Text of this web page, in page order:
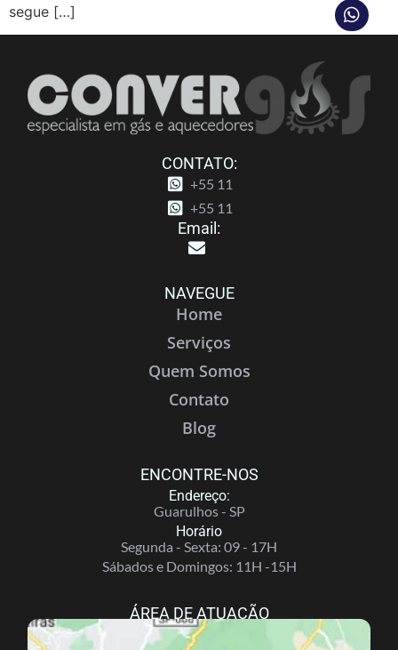
segue […]
CONTATO:
+55 11
+55 11
Email:
NAVEGUE
Home
Serviços
Quem Somos
Contato
Blog
ENCONTRE-NOS
Endereço:
Guarulhos - SP
Horário
Segunda - Sexta: 09 - 17H
Sábados e Domingos: 11H -15H
ÁREA DE ATUAÇÃO